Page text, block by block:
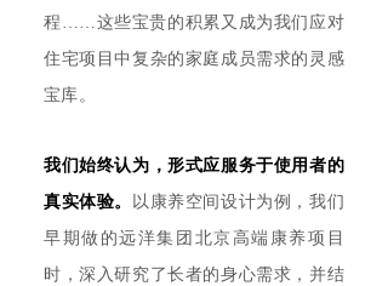
程……这些宝贵的积累又成为我们应对
住宅项目中复杂的家庭成员需求的灵感
宝库。
我们始终认为，形式应服务于使用者的
真实体验。
以康养空间设计为例，我们
早期做的远洋集团北京高端康养项目
时，深入研究了长者的身心需求，并结